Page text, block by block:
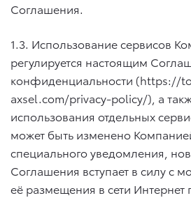
Соглашения.
1.3. Использование сервисов
регулируется настоящим
конфиденциальности (https://
axsel.com/privacy-policy/), а
использования отдельных
может быть изменено
специального уведомления,
Соглашения вступает в силу с
её размещения в сети Интернет